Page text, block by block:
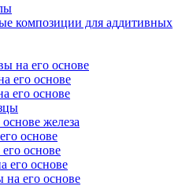
композиции для аддитивных
на его основе
его основе
его основе
железа
основе
основе
его основе
его основе